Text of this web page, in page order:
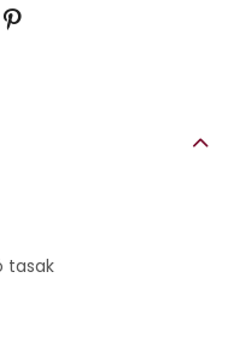
tasak